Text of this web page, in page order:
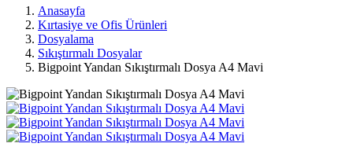
Anasayfa
Kırtasiye ve Ofis Ürünleri
Dosyalama
Sıkıştırmalı Dosyalar
Bigpoint Yandan Sıkıştırmalı Dosya A4 Mavi